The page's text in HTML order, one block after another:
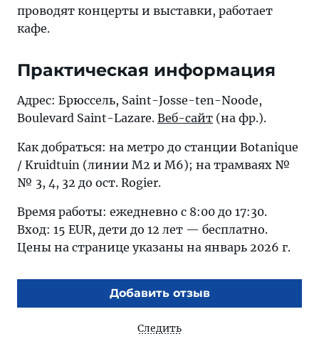
проводят концерты и выставки, работает
кафе.
Практическая информация
Адрес: Брюссель, Saint-Josse-ten-Noode,
Boulevard Saint-Lazare. Веб-сайт (на фр.).
Как добраться: на метро до станции Botanique
/ Kruidtuin (линии М2 и М6); на трамваях №
№ 3, 4, 32 до ост. Rogier.
Время работы: ежедневно с 8:00 до 17:30.
Вход: 15 EUR, дети до 12 лет — бесплатно.
Цены на странице указаны на январь 2026 г.
Добавить отзыв
Следить